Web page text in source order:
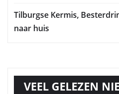
Tilburgse Kermis,
naar huis
VEEL GELEZEN